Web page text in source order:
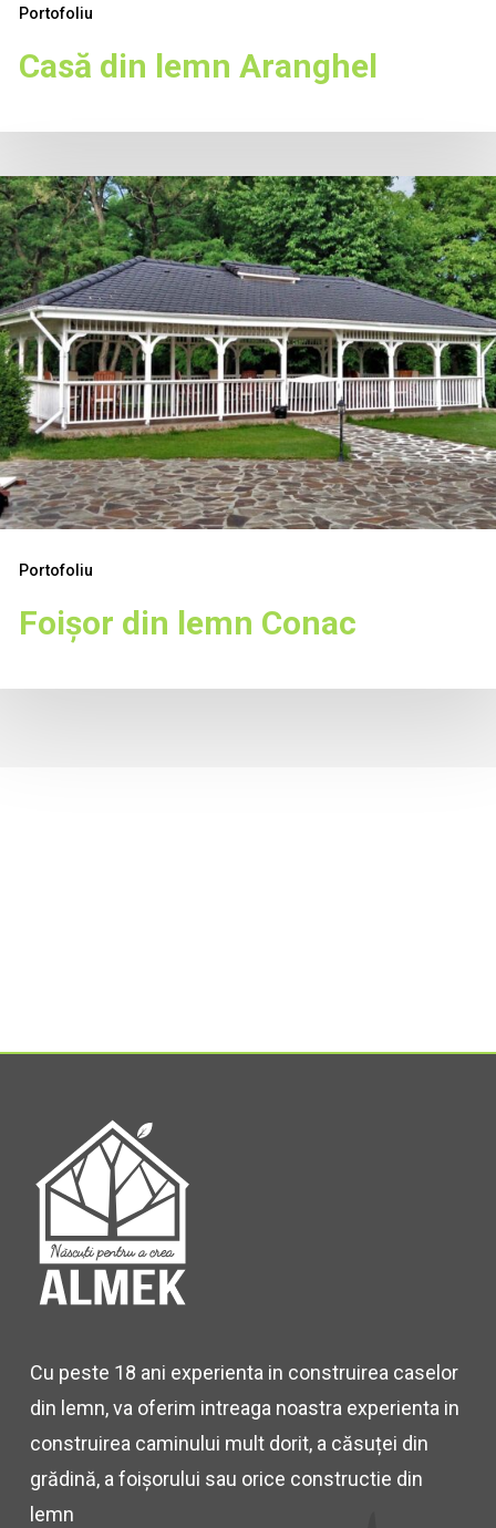
Portofoliu
Casă din lemn Aranghel
Portofoliu
Foișor din lemn Conac
Cu peste 18 ani experienta in construirea caselor
din lemn, va oferim intreaga noastra experienta in
construirea caminului mult dorit, a căsuței din
grădină, a foișorului sau orice constructie din
lemn